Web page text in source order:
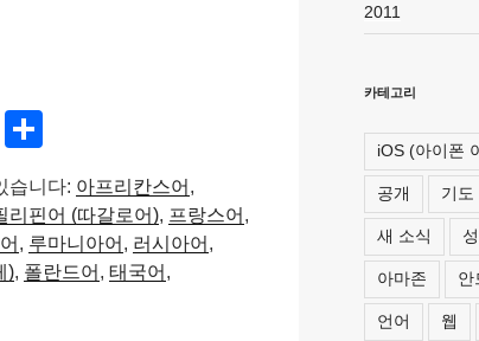
S
ar
e
습니다: 아프리칸스어
리핀어 (따갈로어) 프랑스어
루마니아어
러시아어
) 폴란드어
태국어
2011
카테고리
iOS (아이폰
공개 기도
새 소식
아마존 안
언어 웹